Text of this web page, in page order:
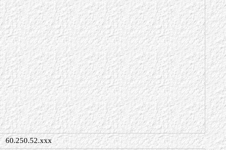
60.250.52.xxx